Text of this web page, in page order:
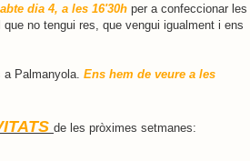
dia 4, a les 16'30h per a confeccionar les
no tengui res, que vengui igualment i ens
Palmanyola. Ens hem de veure a les
de les pròximes setmanes: